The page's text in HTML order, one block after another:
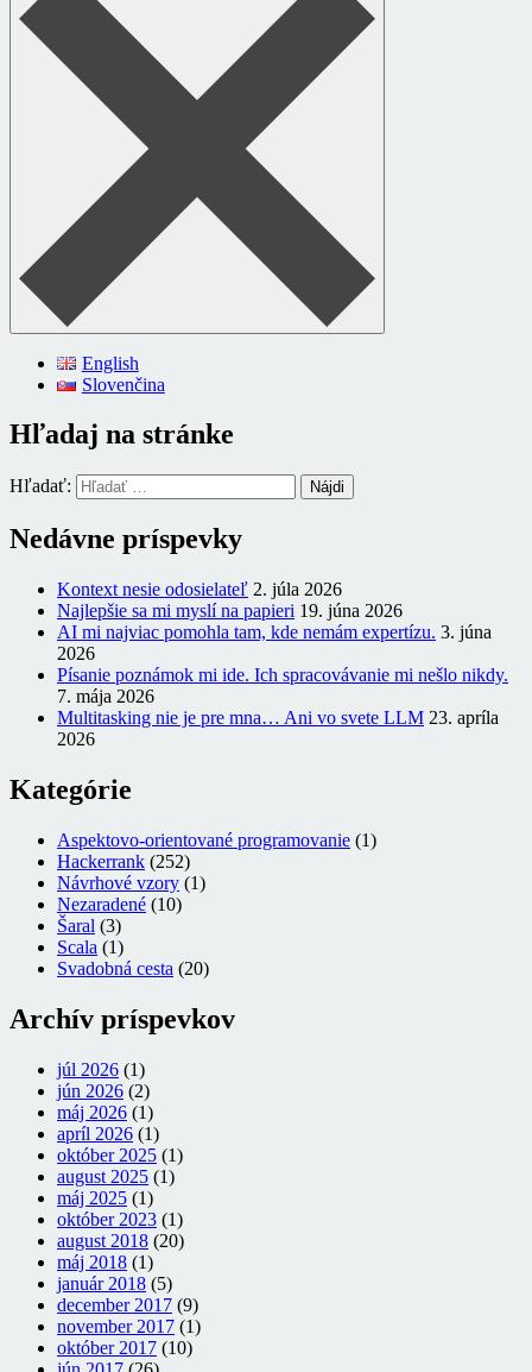
English
Slovenčina
Hľadaj na stránke
Hľadať:
Nedávne príspevky
Kontext nesie odosielateľ 2. júla 2026
Najlepšie sa mi myslí na papieri 19. júna 2026
AI mi najviac pomohla tam, kde nemám expertízu. 3. júna
2026
Písanie poznámok mi ide. Ich spracovávanie mi nešlo nikdy.
7. mája 2026
Multitasking nie je pre mna… Ani vo svete LLM 23. apríla
2026
Kategórie
Aspektovo-orientované programovanie (1)
Hackerrank (252)
Návrhové vzory (1)
Nezaradené (10)
Šaral (3)
Scala (1)
Svadobná cesta (20)
Archív príspevkov
júl 2026 (1)
jún 2026 (2)
máj 2026 (1)
apríl 2026 (1)
október 2025 (1)
august 2025 (1)
máj 2025 (1)
október 2023 (1)
august 2018 (20)
máj 2018 (1)
január 2018 (5)
december 2017 (9)
november 2017 (1)
október 2017 (10)